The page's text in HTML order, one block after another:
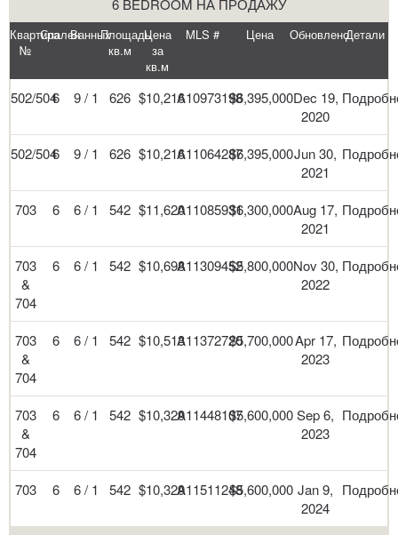
6 BEDROOM НА ПРОДАЖУ
Квартира
№
СпаленВанныхПлощадь
кв.м
Цена
за
кв.м
MLS # Цена ОбновленоДетали
502/5046 9 / 1 626 $10,216A10973198$6,395,000Dec 19,
2020
502/5046 9 / 1 626 $10,216A11064287$6,395,000Jun 30,
2021
703 6 6 / 1 542 $11,620A11085931$6,300,000Aug 17,
2021
703
&
704
6 6 / 1 542 $10,698A11309452$5,800,000Nov 30,
2022
703
&
704
6 6 / 1 542 $10,513A11372720$5,700,000Apr 17,
2023
703
&
704
6 6 / 1 542 $10,329A11448107$5,600,000 Sep 6,
2023
703 6 6 / 1 542 $10,329A11511248$5,600,000 Jan 9,
2024